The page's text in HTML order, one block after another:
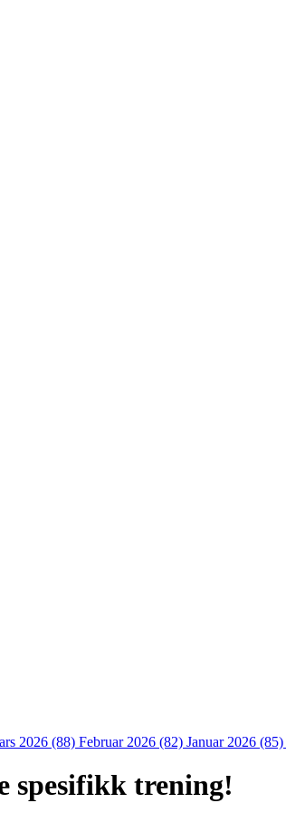
2026 (88) Februar 2026 (82) Januar 2026 (85)
spesifikk trening!